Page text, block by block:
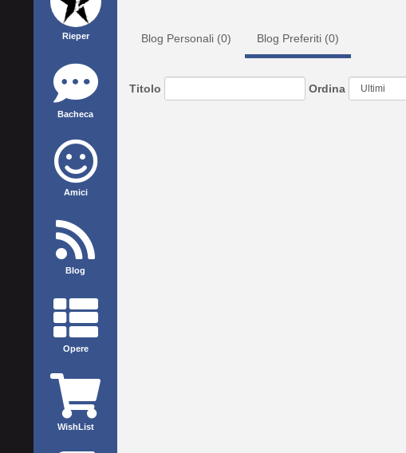
Rieper
Bacheca
Amici
Blog
Opere
WishList
Blog Personali (0) Blog Preferiti (0)
Titolo Ordina